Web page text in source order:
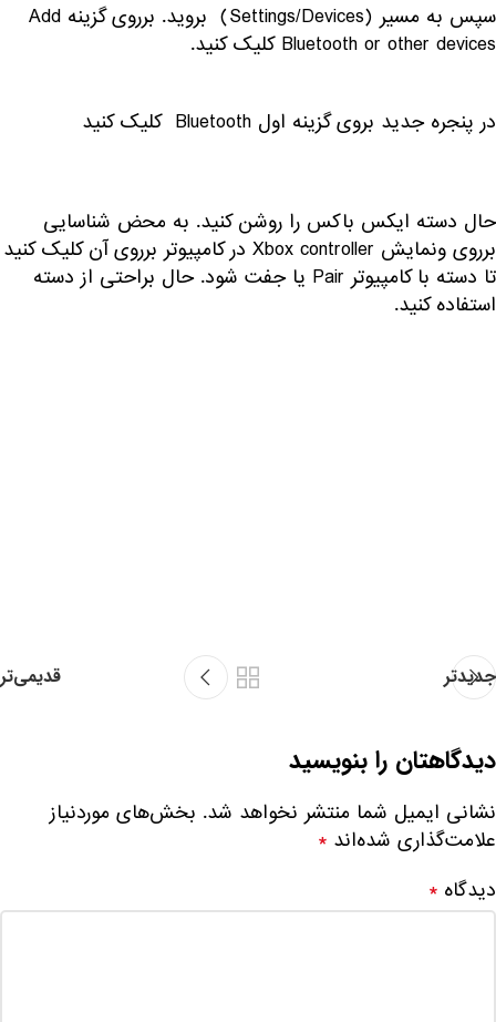
سپس به مسیر (Settings/Devices) بروید. برروی گزینه Add
Bluetooth or other devices کلیک کنید.
در پنجره جدید بروی گزینه اول Bluetooth کلیک کنید
حال دسته ایکس باکس را روشن کنید. به محض شناسایی
برروی ونمایش Xbox controller در کامپیوتر برروی آن کلیک کنید
تا دسته با کامپیوتر Pair یا جفت شود. حال براحتی از دسته
استفاده کنید.
جدیدتر قدیمی‌تر
دیدگاهتان را بنویسید
نشانی ایمیل شما منتشر نخواهد شد. بخش‌های موردنیاز
علامت‌گذاری شده‌اند *
دیدگاه *